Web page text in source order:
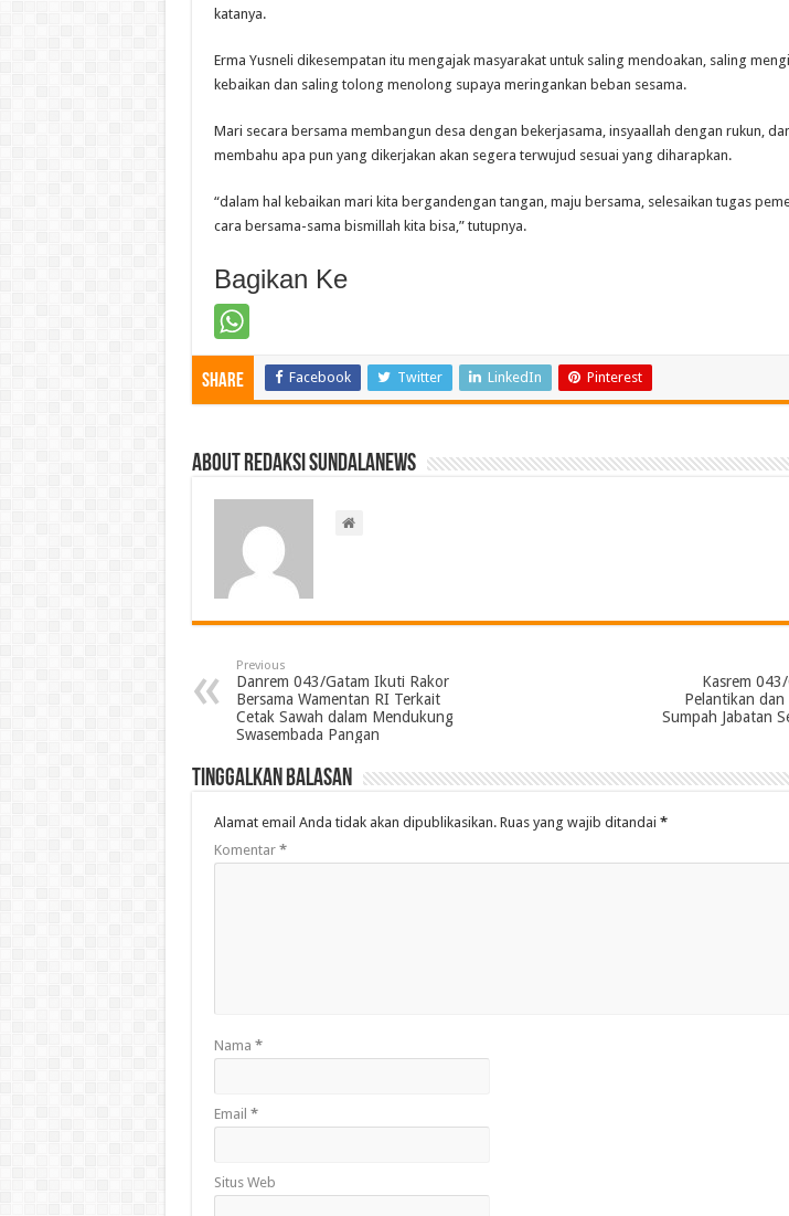
katanya.
Erma Yusneli dikesempatan itu mengajak masyarakat untuk saling mendoakan, saling
kebaikan dan saling tolong menolong supaya meringankan beban sesama.
Mari secara bersama membangun desa dengan bekerjasama, insyaallah dengan rukun,
membahu apa pun yang dikerjakan akan segera terwujud sesuai yang diharapkan.
“dalam hal kebaikan mari kita bergandengan tangan, maju bersama, selesaikan tugas
cara bersama-sama bismillah kita bisa,” tutupnya.
Bagikan Ke
Share Facebook Twitter LinkedIn Pinterest
About Redaksi Sundalanews
Previous
Danrem 043/Gatam Ikuti Rakor
Bersama Wamentan RI Terkait
Cetak Sawah dalam Mendukung
Swasembada Pangan
Kasrem
Pelantikan dan
Sumpah Jabatan
Tinggalkan Balasan
Alamat email Anda tidak akan dipublikasikan. Ruas yang wajib ditandai *
Komentar *
Nama *
Email *
Situs Web